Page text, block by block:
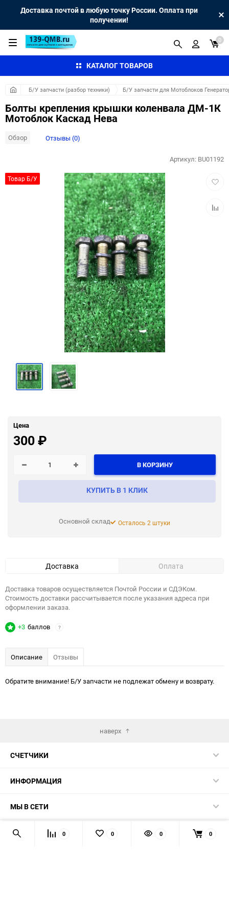
Доставка почтой в любую точку России. Оплата при
получении!
КАТАЛОГ ТОВАРОВ
0
Б/У запчасти (разбор техники) Б/У запчасти для Мотоблоков
Болты крепления крышки коленвала ДМ-1К
Мотоблок Каскад Нева
Обзор Отзывы (0)
Товар Б/У
Артикул: BU01192
Цена
300₽
В КОРЗИНУ
КУПИТЬ В 1 КЛИК
Основной склад Осталось 2 штуки
Доставка Оплата
Доставка товаров осуществляется Почтой России и СДЭКом.
Стоимость доставки рассчитывается после указания адреса при
оформлении заказа.
+3 баллов ?
Описание Отзывы
Обратите внимание! Б/У запчасти не подлежат обмену и возврату.
наверх
СЧЕТЧИКИ
ИНФОРМАЦИЯ
МЫ В СЕТИ
КОНТАКТЫ 0 0 0 0